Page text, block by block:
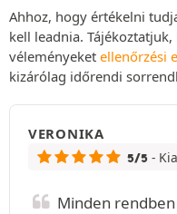
Ahhoz, hogy értékelni
kell leadnia.
véleményeket ellenőrzési
kizárólag időrendi
VERONIKA
5/5 - Kia
Minden